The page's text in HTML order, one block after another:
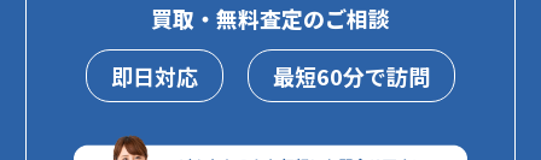
買取・無料査定のご相談
即日対応
最短60分で訪問